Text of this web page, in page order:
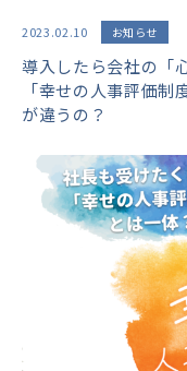
2023.02.10 お知らせ
導入したら会社の「
「幸せの人事評価
が違うの？